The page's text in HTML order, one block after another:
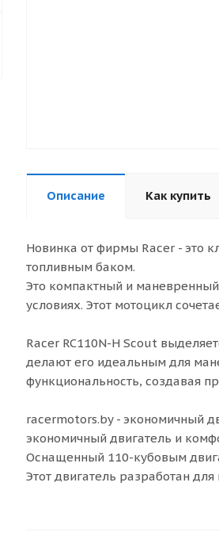
Описание Как купить
Новинка от фирмы Racer - это
топливным баком.
Это компактный и
условиях. Этот мотоцикл
Racer RC110N-H Scout
делают его идеальным для
функциональность, создавая
racermotors.by - экономичный
экономичный двигатель и
Оснащенный 110-кубовым
Этот двигатель разработан